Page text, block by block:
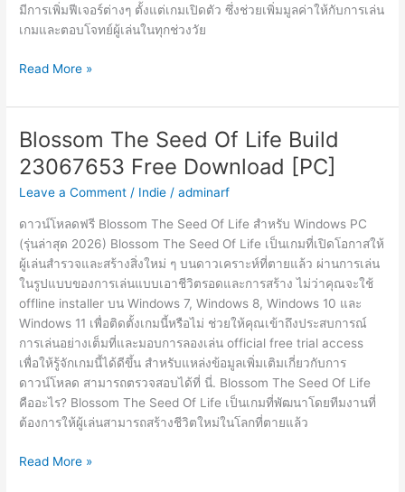
มีการเพิ่มฟีเจอร์ต่างๆ ตั้งแต่เกมเปิดตัว ซึ่งช่วยเพิ่มมูลค่าให้กับการเล่น
เกมและตอบโจทย์ผู้เล่นในทุกช่วงวัย
Bobo
v1.0.11
Download
[PC]
Read More »
Blossom The Seed Of Life Build
23067653 Free Download [PC]
Leave a Comment / Indie /adminarf
ดาวน์โหลดฟรี Blossom The Seed Of Life สำหรับ Windows PC
(รุ่นล่าสุด 2026) Blossom The Seed Of Life เป็นเกมที่เปิดโอกาสให้
ผู้เล่นสำรวจและสร้างสิ่งใหม่ ๆ บนดาวเคราะห์ที่ตายแล้ว ผ่านการเล่น
ในรูปแบบของการเล่นแบบเอาชีวิตรอดและการสร้าง ไม่ว่าคุณจะใช้
offline installer บน Windows 7, Windows 8, Windows 10 และ
Windows 11 เพื่อติดตั้งเกมนี้หรือไม่ ช่วยให้คุณเข้าถึงประสบการณ์
การเล่นอย่างเต็มที่และมอบการลองเล่น official free trial access
เพื่อให้รู้จักเกมนี้ได้ดีขึ้น สำหรับแหล่งข้อมูลเพิ่มเติมเกี่ยวกับการ
ดาวน์โหลด สามารถตรวจสอบได้ที่ นี่. Blossom The Seed Of Life
คืออะไร? Blossom The Seed Of Life เป็นเกมที่พัฒนาโดยทีมงานที่
ต้องการให้ผู้เล่นสามารถสร้างชีวิตใหม่ในโลกที่ตายแล้ว
Blossom
Read More »